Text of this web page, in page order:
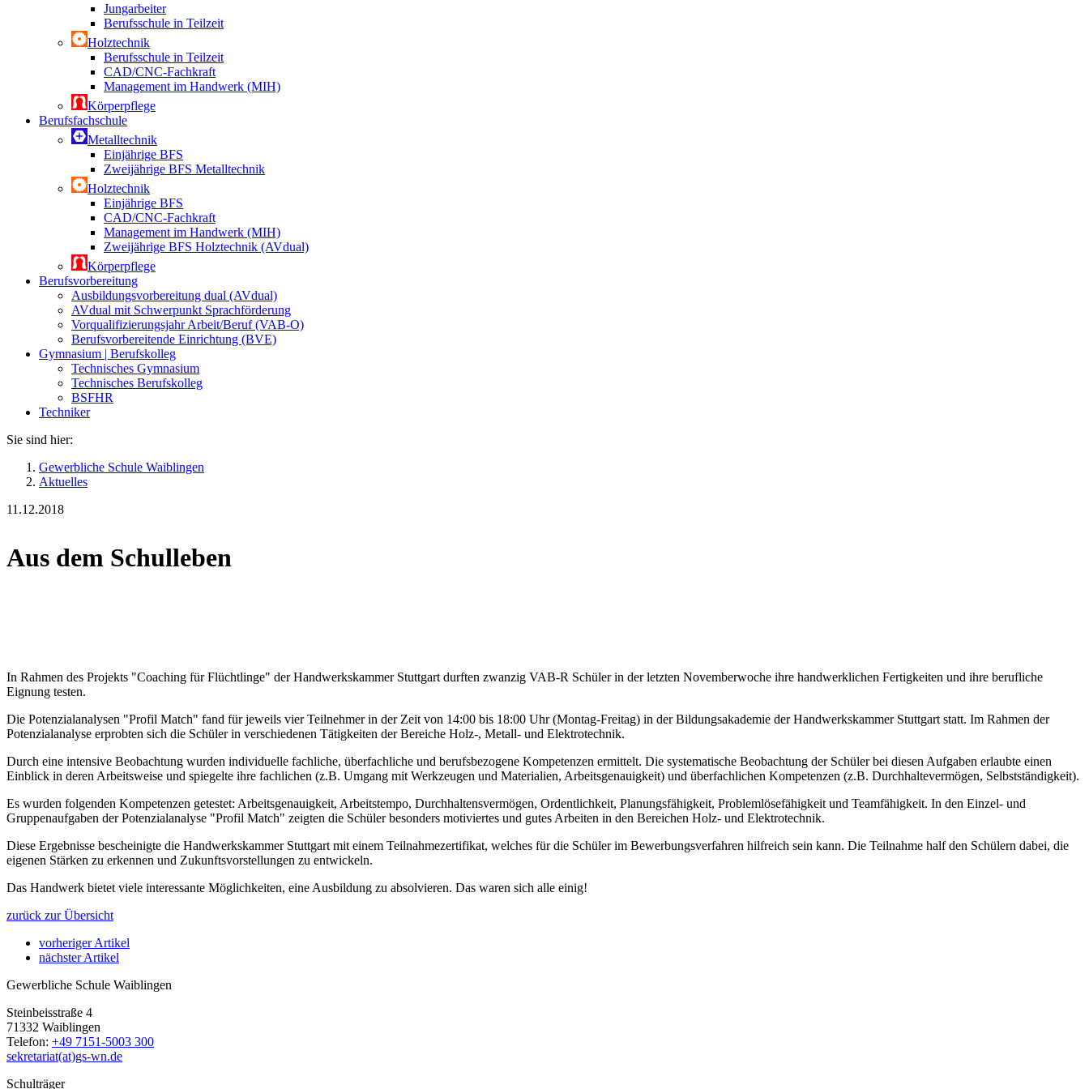
Jungarbeiter
Berufsschule in Teilzeit
Holztechnik
Berufsschule in Teilzeit
CAD/CNC-Fachkraft
Management im Handwerk (MIH)
Körperpflege
Berufsfachschule
Metalltechnik
Einjährige BFS
Zweijährige BFS Metalltechnik
Holztechnik
Einjährige BFS
CAD/CNC-Fachkraft
Management im Handwerk (MIH)
Zweijährige BFS Holztechnik (AVdual)
Körperpflege
Berufsvorbereitung
Ausbildungsvorbereitung dual (AVdual)
AVdual mit Schwerpunkt Sprachförderung
Vorqualifizierungsjahr Arbeit/Beruf (VAB-O)
Berufsvorbereitende Einrichtung (BVE)
Gymnasium | Berufskolleg
Technisches Gymnasium
Technisches Berufskolleg
BSFHR
Techniker
Sie sind hier:
Gewerbliche Schule Waiblingen
Aktuelles
11.12.2018
Aus dem Schulleben
In Rahmen des Projekts "Coaching für Flüchtlinge" der Handwerkskammer Stuttgart durften zwanzig VAB-R Schüler in der letzten Novemberwoche ihre handwerklichen Fertigkeiten und ihre berufliche
Eignung testen.
Die Potenzialanalysen "Profil Match" fand für jeweils vier Teilnehmer in der Zeit von 14:00 bis 18:00 Uhr (Montag-Freitag) in der Bildungsakademie der Handwerkskammer Stuttgart statt. Im Rahmen der
Potenzialanalyse erprobten sich die Schüler in verschiedenen Tätigkeiten der Bereiche Holz-, Metall- und Elektrotechnik.
Durch eine intensive Beobachtung wurden individuelle fachliche, überfachliche und berufsbezogene Kompetenzen ermittelt. Die systematische Beobachtung der Schüler bei diesen Aufgaben erlaubte einen
Einblick in deren Arbeitsweise und spiegelte ihre fachlichen (z.B. Umgang mit Werkzeugen und Materialien, Arbeitsgenauigkeit) und überfachlichen Kompetenzen (z.B. Durchhaltevermögen, Selbstständigkeit).
Es wurden folgenden Kompetenzen getestet: Arbeitsgenauigkeit, Arbeitstempo, Durchhaltensvermögen, Ordentlichkeit, Planungsfähigkeit, Problemlösefähigkeit und Teamfähigkeit. In den Einzel- und
Gruppenaufgaben der Potenzialanalyse "Profil Match" zeigten die Schüler besonders motiviertes und gutes Arbeiten in den Bereichen Holz- und Elektrotechnik.
Diese Ergebnisse bescheinigte die Handwerkskammer Stuttgart mit einem Teilnahmezertifikat, welches für die Schüler im Bewerbungsverfahren hilfreich sein kann. Die Teilnahme half den Schülern dabei, die
eigenen Stärken zu erkennen und Zukunftsvorstellungen zu entwickeln.
Das Handwerk bietet viele interessante Möglichkeiten, eine Ausbildung zu absolvieren. Das waren sich alle einig!
zurück zur Übersicht
vorheriger Artikel
nächster Artikel
Gewerbliche Schule Waiblingen
Steinbeisstraße 4
71332 Waiblingen
Telefon: +49 7151-5003 300
sekretariat(at)gs-wn.de
Schulträger